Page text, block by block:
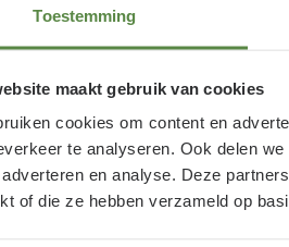
Toestemming
maakt gebruik van cookies
cookies om content en
te analyseren. Ook delen
en analyse. Deze
of die ze hebben verzameld op